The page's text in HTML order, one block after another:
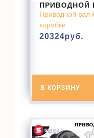
ПРИВОДНОЙ
Приводной вал
коробки
20324руб.
В КОРЗИНУ